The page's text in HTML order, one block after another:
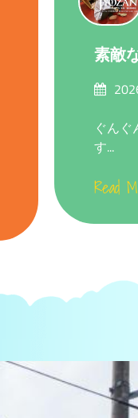
素敵
Posted
ぐん
す...
Read